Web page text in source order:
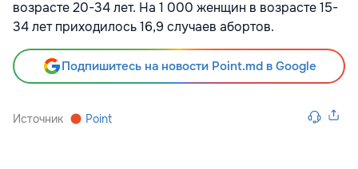
возрасте 20-34 лет. На 1 000 женщин в возрасте 15-
34 лет приходилось 16,9 случаев абортов.
Подпишитесь на новости Point.md в Google
Источник Point